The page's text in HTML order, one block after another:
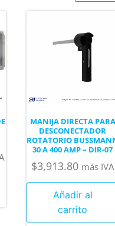
MANIJA DIRECTA PARA
DESCONECTADOR
ROTATORIO
30 A 400 AMP – DIR-07
$3,913.80 más IVA
Añadir al
carrito